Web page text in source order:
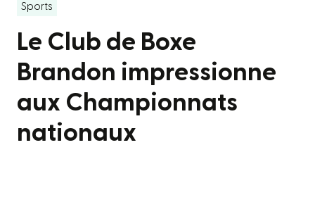
Sports
Le Club de Boxe
Brandon impressionne
aux Championnats
nationaux